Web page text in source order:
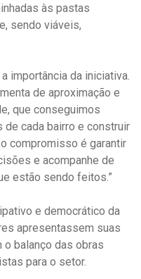
às pastas
sendo viáveis,
importância da iniciativa.
de aproximação e
que conseguimos
cada bairro e construir
compromisso é garantir
e acompanhe de
estão sendo feitos.”
e democrático da
apresentassem suas
balanço das obras
para o setor.